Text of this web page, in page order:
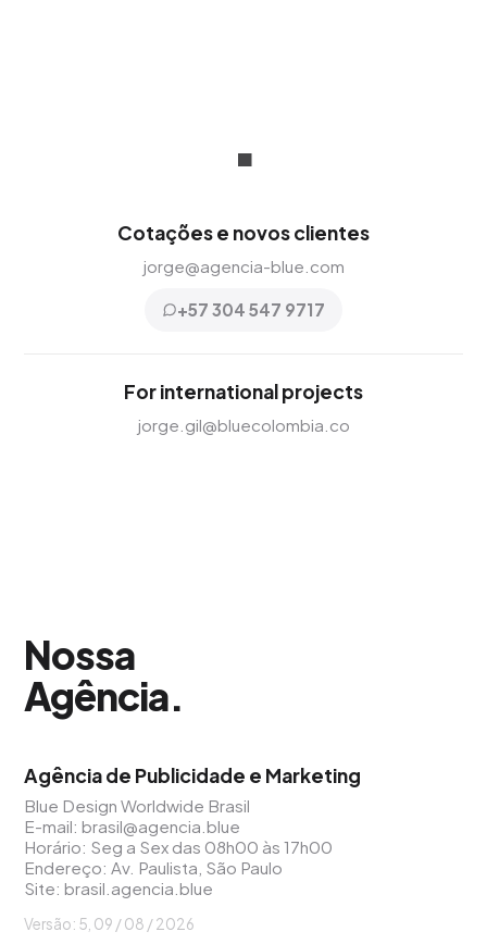
.
Cotações e novos clientes
jorge@agencia-blue.com
+57 304 547 9717
For international projects
jorge.gil@bluecolombia.co
Nossa
Agência.
Agência de Publicidade e Marketing
Blue Design Worldwide Brasil
E-mail:brasil@agencia.blue
Horário: Seg a Sex das 08h00 às 17h00
Endereço: Av. Paulista, São Paulo
Site:brasil.agencia.blue
Versão: 5, 09 / 08 / 2026